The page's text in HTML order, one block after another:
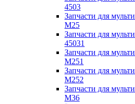
4503
Запчасти для
M25
Запчасти для
45031
Запчасти для
M251
Запчасти для
M252
Запчасти для
M36